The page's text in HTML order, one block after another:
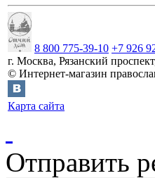
8 800 775-39-10 +7 926
г. Москва, Рязанский
© Интернет-магазин
Карта сайта
Отправить